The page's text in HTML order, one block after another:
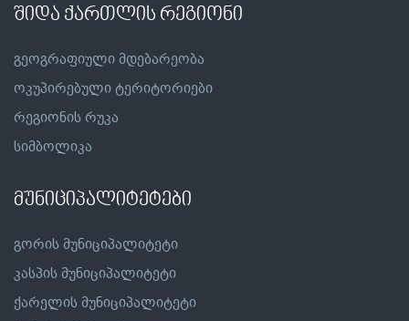
შიდა ქართლის რეგიონი
გეოგრაფიული მდებარეობა
ოკუპირებული ტერიტორიები
რეგიონის რუკა
სიმბოლიკა
მუნიციპალიტეტები
გორის მუნიციპალიტეტი
კასპის მუნიციპალიტეტი
ქარელის მუნიციპალიტეტი